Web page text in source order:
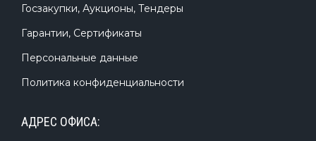
Госзакупки, Аукционы, Тендеры
Гарантии, Сертификаты
Персональные данные
Политика конфиденциальности
АДРЕС ОФИСА: